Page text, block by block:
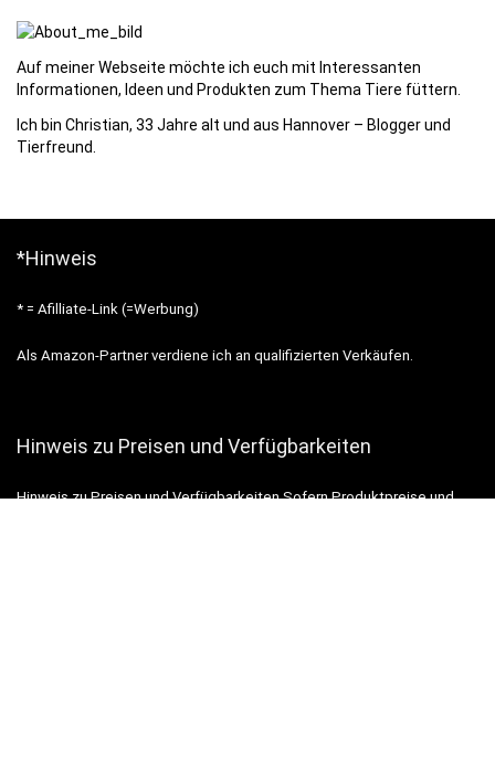
Auf meiner Webseite möchte ich euch mit Interessanten
Informationen, Ideen und Produkten zum Thema Tiere füttern.
Ich bin Christian, 33 Jahre alt und aus Hannover – Blogger und
Tierfreund.
*Hinweis
* = Afilliate-Link (=Werbung)
Als Amazon-Partner verdiene ich an qualifizierten Verkäufen.
Hinweis zu Preisen und Verfügbarkeiten
Hinweis zu Preisen und Verfügbarkeiten Sofern Produktpreise und